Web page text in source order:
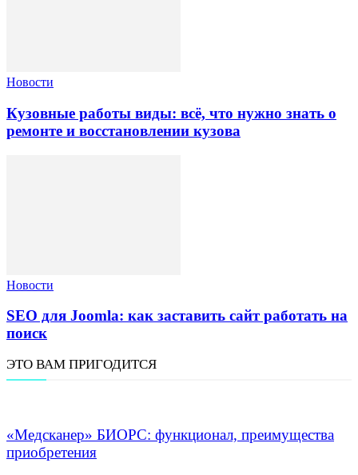
Новости
Кузовные работы виды: всё, что нужно знать о
ремонте и восстановлении кузова
Новости
SEO для Joomla: как заставить сайт работать на
поиск
ЭТО ВАМ ПРИГОДИТСЯ
«Медсканер» БИОРС: функционал, преимущества
приобретения